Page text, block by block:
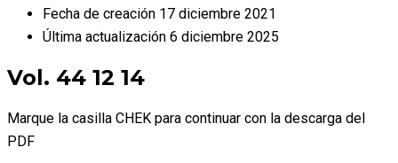
Fecha de creación 17 diciembre 2021
Última actualización 6 diciembre 2025
Vol. 44 12 14
Marque la casilla CHEK para continuar con la descarga del
PDF